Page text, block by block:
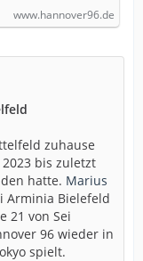
www.hannover96.de
zuhause
bis zuletzt
hatte. Marius
Arminia Bielefeld
21 von Sei
96 wieder in
spielt.